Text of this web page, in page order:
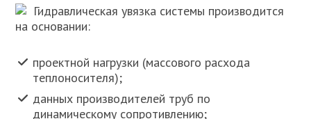
Гидравлическая увязка системы производится
на основании:
проектной нагрузки (массового расхода
теплоносителя);
данных производителей труб по
динамическому сопротивлению;